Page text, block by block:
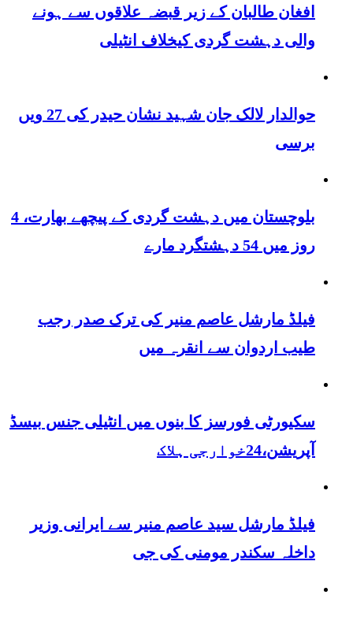
افغان طالبان کے زیر قبضہ علاقوں سے ہونے
والی دہشت گردی کیخلاف انٹیلی
حوالدار لالک جان شہید نشان حیدر کی 27 ویں
برسی
بلوچستان میں دہشت گردی کے پیچھے بھارت، 4
روز میں 54 دہشتگرد مارے
فیلڈ مارشل عاصم منیر کی ترک صدر رجب
طیب اردوان سے انقرہ میں
سکیورٹی فورسز کا بنوں میں انٹیلی جنس بیسڈ
آپریشن،24خوارجی ہلاک
فیلڈ مارشل سید عاصم منیر سے ایرانی وزیر
داخلہ سکندر مومنی کی جی